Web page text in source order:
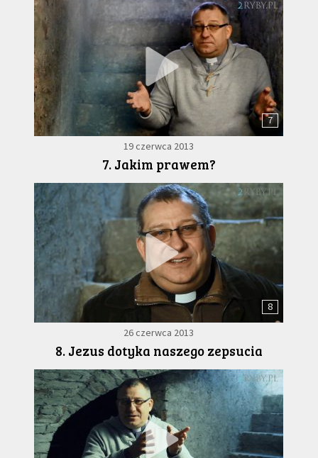
7
19 czerwca 2013
7. Jakim prawem?
8
26 czerwca 2013
8. Jezus dotyka naszego zepsucia